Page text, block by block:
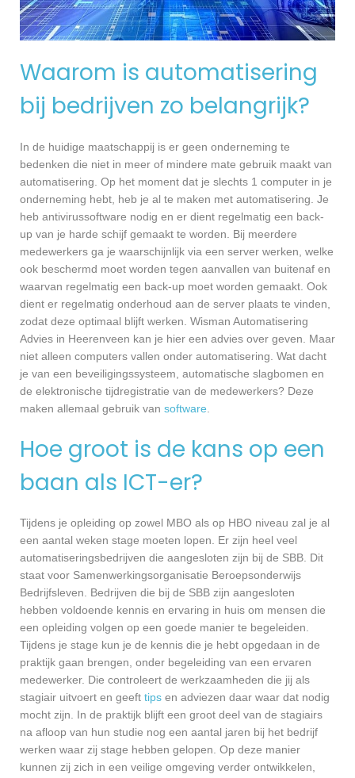
Waarom is automatisering
bij bedrijven zo belangrijk?
In de huidige maatschappij is er geen onderneming te
bedenken die niet in meer of mindere mate gebruik maakt van
automatisering. Op het moment dat je slechts 1 computer in je
onderneming hebt, heb je al te maken met automatisering. Je
heb antivirussoftware nodig en er dient regelmatig een back-
up van je harde schijf gemaakt te worden. Bij meerdere
medewerkers ga je waarschijnlijk via een server werken, welke
ook beschermd moet worden tegen aanvallen van buitenaf en
waarvan regelmatig een back-up moet worden gemaakt. Ook
dient er regelmatig onderhoud aan de server plaats te vinden,
zodat deze optimaal blijft werken. Wisman Automatisering
Advies in Heerenveen kan je hier een advies over geven. Maar
niet alleen computers vallen onder automatisering. Wat dacht
je van een beveiligingssysteem, automatische slagbomen en
de elektronische tijdregistratie van de medewerkers? Deze
maken allemaal gebruik van software
Hoe groot is de kans op een
baan als ICT-er?
Tijdens je opleiding op zowel MBO als op HBO niveau zal je al
een aantal weken stage moeten lopen. Er zijn heel veel
automatiseringsbedrijven die aangesloten zijn bij de SBB. Dit
staat voor Samenwerkingsorganisatie Beroepsonderwijs
Bedrijfsleven. Bedrijven die bij de SBB zijn aangesloten
hebben voldoende kennis en ervaring in huis om mensen die
een opleiding volgen op een goede manier te begeleiden.
Tijdens je stage kun je de kennis die je hebt opgedaan in de
praktijk gaan brengen, onder begeleiding van een ervaren
medewerker. Die controleert de werkzaamheden die jij als
stagiair uitvoert en geeft tips en adviezen daar waar dat nodig
mocht zijn. In de praktijk blijft een groot deel van de stagiairs
na afloop van hun studie nog een aantal jaren bij het bedrijf
werken waar zij stage hebben gelopen. Op deze manier
kunnen zij zich in een veilige omgeving verder ontwikkelen,